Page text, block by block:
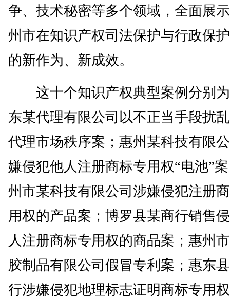
争、技术秘密等多个领域，全面展
州市在知识产权司法保护与行政保
的新作为、新成效。
这十个知识产权典型案例分别
东某代理有限公司以不正当手段扰
代理市场秩序案；惠州某科技有限
嫌侵犯他人注册商标专用权“电池”
州市某科技有限公司涉嫌侵犯注册
用权的产品案；博罗县某商行销售
人注册商标专用权的商品案；惠州
胶制品有限公司假冒专利案；惠东
行涉嫌侵犯地理标志证明商标专用